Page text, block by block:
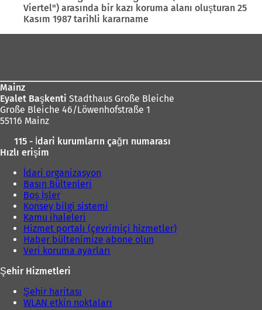
Viertel") arasında bir kazı koruma alanı oluşturan 25
Kasım 1987 tarihli kararname
Mainz
Eyalet Başkenti Stadthaus Große Bleiche
Große Bleiche 46/Löwenhofstraße 1
55116 Mainz
115 - İdari kurumların çağrı numarası
Hızlı erişim
İdari organizasyon
Basın Bültenleri
Boş İşler
Konsey bilgi sistemi
Kamu ihaleleri
Hizmet portalı (çevrimiçi hizmetler)
Haber bültenimize abone olun
Veri koruma ayarları
Şehir Hizmetleri
Şehir haritası
WLAN etkin noktaları